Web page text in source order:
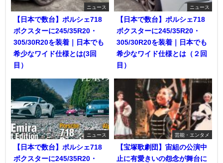
ニュース
【日本で数台】ポルシェ718
ボクスターに245/35R20・
305/30R20を装着｜日本でも
希少なワイド仕様とは(3回
目）
ニュース
【日本で数台】ポルシェ718
ボクスターに245/35R20・
305/30R20を装着｜日本でも
希少なワイド仕様とは（２回
目）
ニュース
【日本で数台】ポルシェ718
ボクスターに245/35R20・
芸能・エンタメ
【宝塚歌劇団】宙組の公演中
止に有愛きいの怨念が舞台に